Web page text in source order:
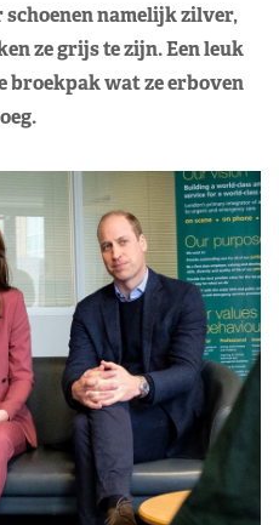
schoenen namelijk zilver,
ze grijs te zijn. Een leuk
broekpak wat ze erboven